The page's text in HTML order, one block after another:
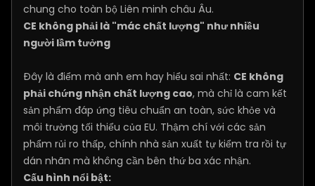
chung cho toàn bộ Liên minh châu Âu.
CE không phải là "mác chất lượng" như nhiều
người lầm tưởng
Đây là điểm mà anh em hay hiểu sai nhất: CE không
phải chứng nhận chất lượng cao, mà chỉ là cam kết
sản phẩm đáp ứng tiêu chuẩn an toàn, sức khỏe và
môi trường tối thiểu của EU. Thậm chí với các sản
phẩm rủi ro thấp, chính nhà sản xuất tự kiểm tra rồi tự
dán nhãn mà không cần bên thứ ba xác nhận.
Cấu hình nổi bật: